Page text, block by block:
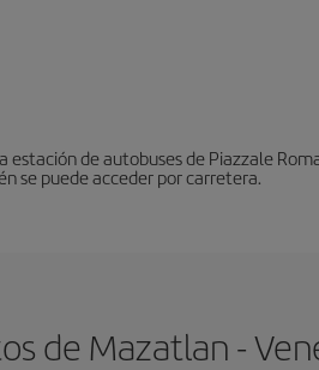
de autobuses de Piazzale
se puede acceder por carretera.
de Mazatlan -